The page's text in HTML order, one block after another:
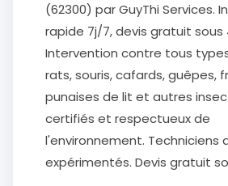
(62300) par GuyThi Services.
rapide 7j/7, devis gratuit sous
Intervention contre tous
rats, souris, cafards, guêpes,
punaises de lit et autres
certifiés et respectueux de
l'environnement. Techniciens
expérimentés. Devis gratuit